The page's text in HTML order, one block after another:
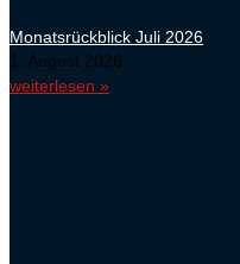
Monatsrückblick Juli 2026
1. August 2026
weiterlesen »